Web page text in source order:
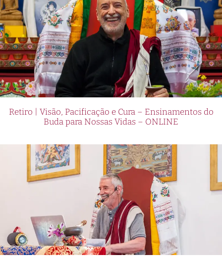
Retiro | Visão, Pacificação e Cura – Ensinamentos do
Buda para Nossas Vidas – ONLINE